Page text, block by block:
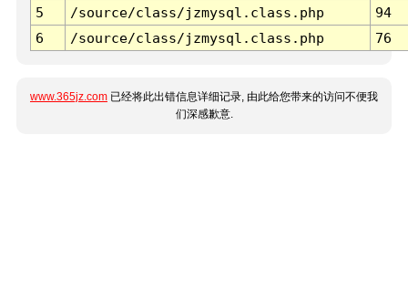
5
/source/class/jzmysql.class.php
94
6
/source/class/jzmysql.class.php 76
www.365jz.com 已经将此出错信息详细记录, 由此给您带来的访问不便我
们深感歉意.